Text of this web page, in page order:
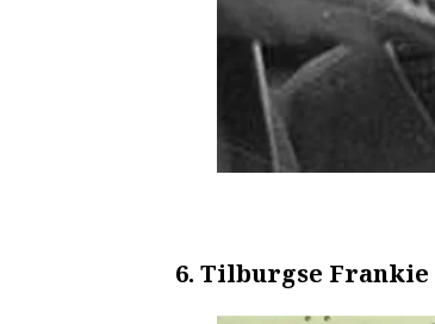
6. Tilburgse Frankie